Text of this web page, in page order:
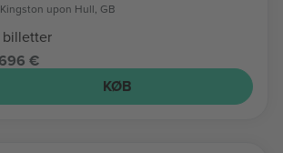
Kingston upon Hull, GB
€
KØB